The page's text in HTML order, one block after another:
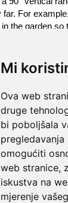
Mi
Ova web
druge
bi poboljšala
pregledavanja
omogućiti
web stranice,
iskustva na
mjerenje